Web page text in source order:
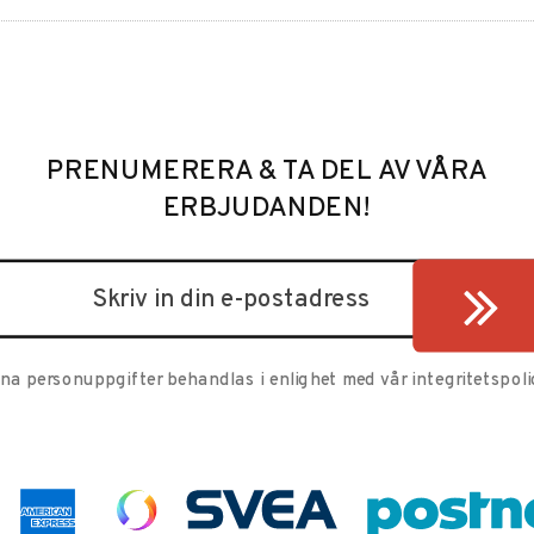
PRENUMERERA & TA DEL AV VÅRA
ERBJUDANDEN!
personuppgifter behandlas i enlighet med vår